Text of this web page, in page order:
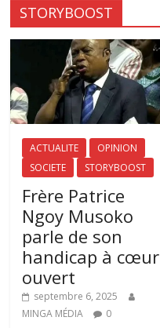
STORYBOOST
ACTUALITE
OPINION
SOCIETE
STORYBOOST
Frère Patrice
Ngoy Musoko
parle de son
handicap à cœur
ouvert
septembre 6, 2025
MINGA MÉDIA
0